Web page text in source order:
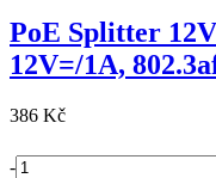
PoE Splitter
12V=/1A,
386 Kč
-